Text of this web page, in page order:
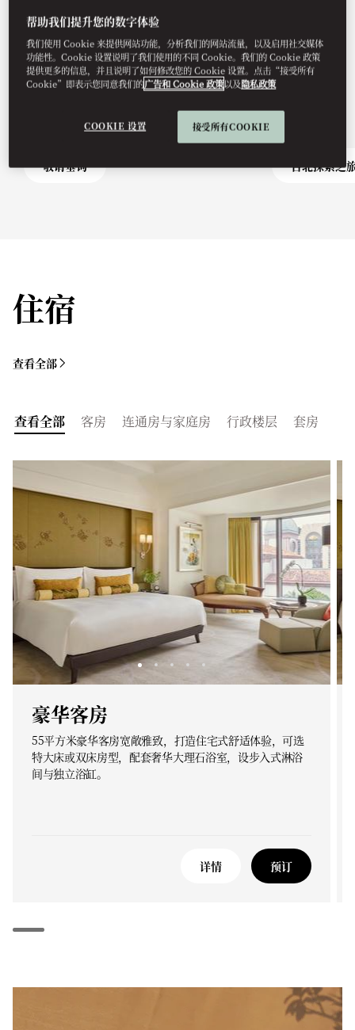
敬请垂询 台北探索之
住宿
查看全部
查看全部 客房 连通房与家庭房 行政楼层 套房
豪华客房
55平方米豪华客房宽敞雅致，打造住宅式舒适体验，可选
特大床或双床房型，配套奢华大理石浴室，设步入式淋浴
间与独立浴缸。
详情 预订
帮助我们提升您的数字体验
我们使用 Cookie 来提供网站功能，分析我们的网站流量，以及启用社交媒体
功能性。Cookie 设置说明了我们使用的不同 Cookie。我们的 Cookie 政策
提供更多的信息，并且说明了如何修改您的 Cookie 设置。点击“接受所有
Cookie”即表示您同意我们的广告和 Cookie 政策以及隐私政策
COOKIE 设置 接受所有COOKIE